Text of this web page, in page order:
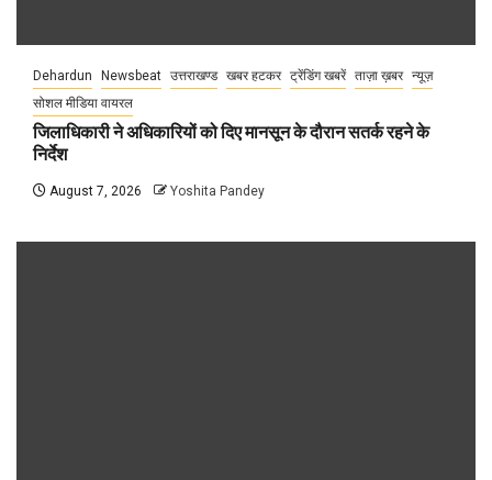
Dehardun Newsbeat उत्तराखण्ड खबर हटकर ट्रेंडिंग खबरें ताज़ा ख़बर न्यूज़
सोशल मीडिया वायरल
जिलाधिकारी ने अधिकारियों को दिए मानसून के दौरान सतर्क रहने के
निर्देश
August 7, 2026 Yoshita Pandey